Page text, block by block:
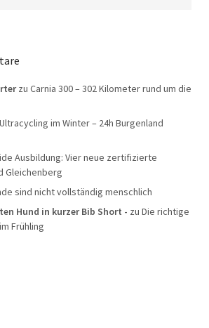
zu Carnia 300 – 302 Kilometer rund um die
Ultracycling im Winter – 24h Burgenland
Ausbildung: Vier neue zertifizierte
Gleichenberg
sind nicht vollständig menschlich
Hund in kurzer Bib Short - zu Die richtige
Frühling